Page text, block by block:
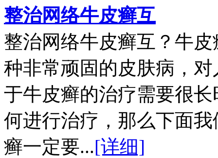
整治网络牛皮癣互
整治网络牛皮癣互？牛
种非常顽固的皮肤病，
于牛皮癣的治疗需要很
何进行治疗，那么下面
癣一定要...[详细]